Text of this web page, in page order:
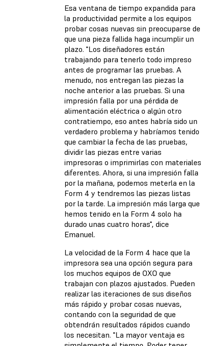
Esa ventana de tiempo expandida para
la productividad permite a los equipos
probar cosas nuevas sin preocuparse de
que una pieza fallida haga incumplir un
plazo. "Los diseñadores están
trabajando para tenerlo todo impreso
antes de programar las pruebas. A
menudo, nos entregan las piezas la
noche anterior a las pruebas. Si una
impresión falla por una pérdida de
alimentación eléctrica o algún otro
contratiempo, eso antes habría sido un
verdadero problema y habríamos tenido
que cambiar la fecha de las pruebas,
dividir las piezas entre varias
impresoras o imprimirlas con materiales
diferentes. Ahora, si una impresión falla
por la mañana, podemos meterla en la
Form 4 y tendremos las piezas listas
por la tarde. La impresión más larga que
hemos tenido en la Form 4 solo ha
durado unas cuatro horas", dice
Emanuel.
La velocidad de la Form 4 hace que la
impresora sea una opción segura para
los muchos equipos de OXO que
trabajan con plazos ajustados. Pueden
realizar las iteraciones de sus diseños
más rápido y probar cosas nuevas,
contando con la seguridad de que
obtendrán resultados rápidos cuando
los necesitan. "La mayor ventaja es